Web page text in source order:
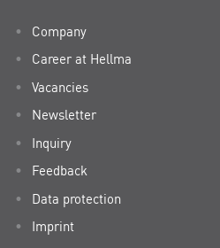
Company
Career at Hellma
Vacancies
Newsletter
Inquiry
Feedback
Data protection
Imprint